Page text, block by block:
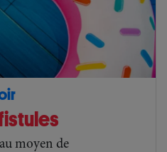
moyen de